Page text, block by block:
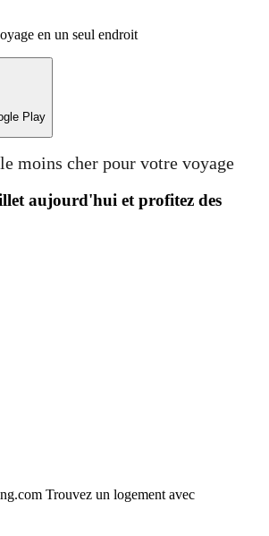
en un seul endroit
Play
moins cher pour votre voyage
aujourd'hui et profitez des
Trouvez un logement avec